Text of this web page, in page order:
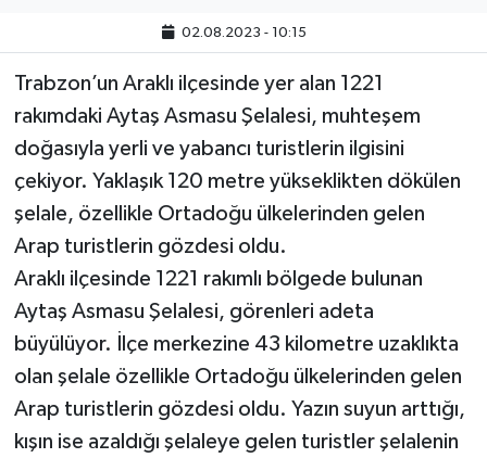
02.08.2023 - 10:15
Trabzon’un Araklı ilçesinde yer alan 1221
rakımdaki Aytaş Asmasu Şelalesi, muhteşem
doğasıyla yerli ve yabancı turistlerin ilgisini
çekiyor. Yaklaşık 120 metre yükseklikten dökülen
şelale, özellikle Ortadoğu ülkelerinden gelen
Arap turistlerin gözdesi oldu.
Araklı ilçesinde 1221 rakımlı bölgede bulunan
Aytaş Asmasu Şelalesi, görenleri adeta
büyülüyor. İlçe merkezine 43 kilometre uzaklıkta
olan şelale özellikle Ortadoğu ülkelerinden gelen
Arap turistlerin gözdesi oldu. Yazın suyun arttığı,
kışın ise azaldığı şelaleye gelen turistler şelalenin